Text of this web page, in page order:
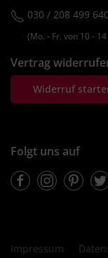
030 / 208 499 640
(Mo. ‐ Fr. von 10 ‐ 14
Vertrag
Widerruf
Folgt uns auf
FacebookInstagramPinterest
Impressum